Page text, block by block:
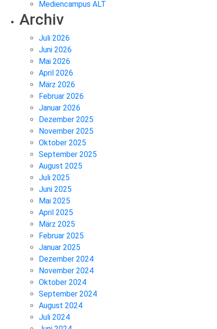
Mediencampus ALT
Archiv
Juli 2026
Juni 2026
Mai 2026
April 2026
März 2026
Februar 2026
Januar 2026
Dezember 2025
November 2025
Oktober 2025
September 2025
August 2025
Juli 2025
Juni 2025
Mai 2025
April 2025
März 2025
Februar 2025
Januar 2025
Dezember 2024
November 2024
Oktober 2024
September 2024
August 2024
Juli 2024